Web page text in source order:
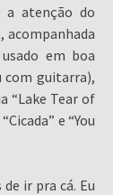
a atenção do
acompanhada
em boa
com guitarra),
“Lake Tear of
e “You
ir pra cá. Eu